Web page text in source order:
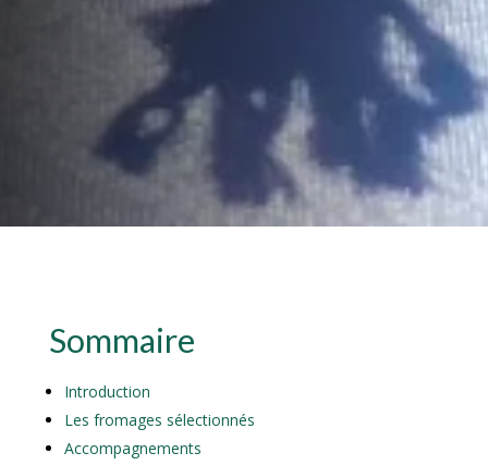
Sommaire
Introduction
Les fromages sélectionnés
Accompagnements